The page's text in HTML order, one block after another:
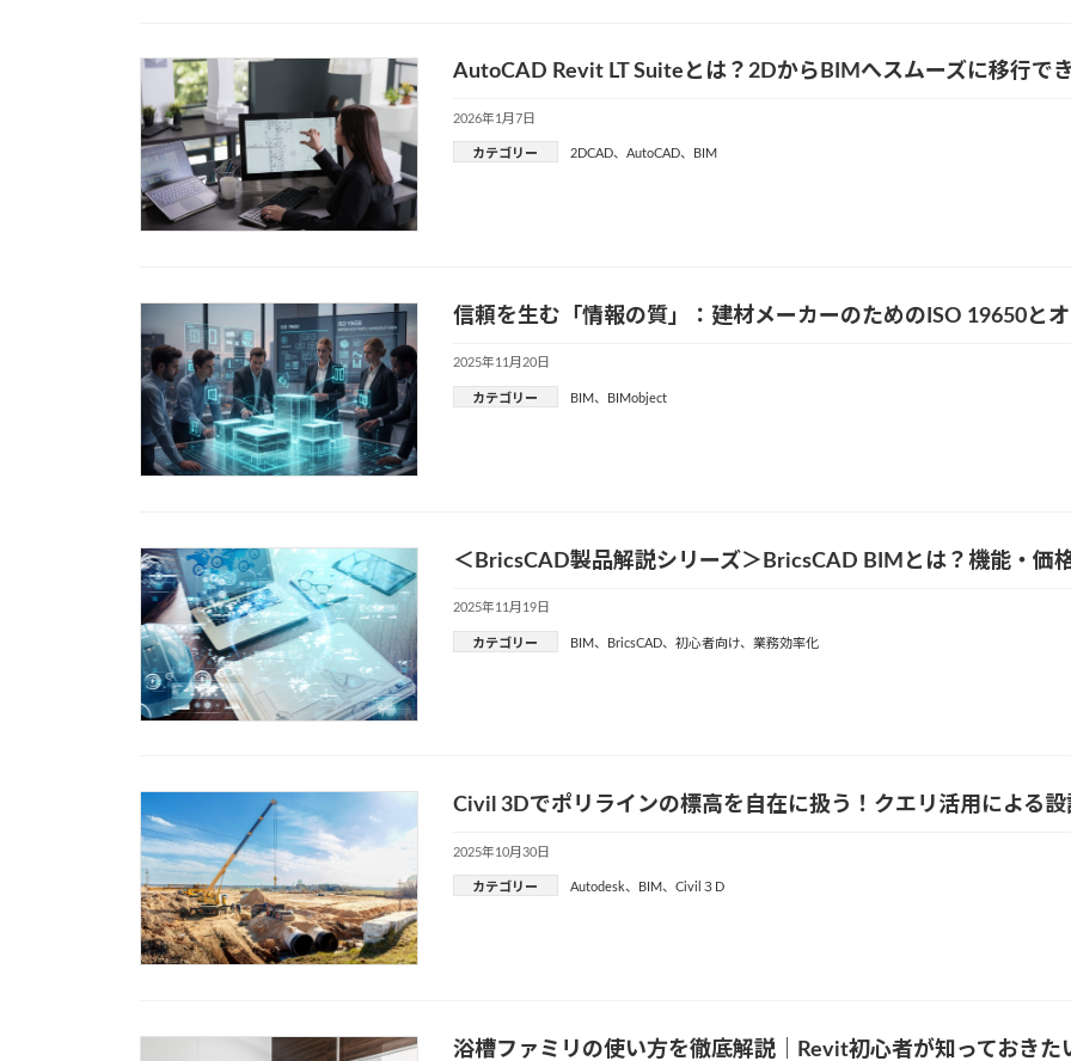
AutoCAD Revit LT Suiteとは？2DからBIMへスムーズに移行で
2026年1月7日
カテゴリー 2DCAD、 AutoCAD、 BIM
信頼を生む「情報の質」：建材メーカーのためのISO 19650と
2025年11月20日
カテゴリー BIM、 BIMobject
＜BricsCAD製品解説シリーズ＞BricsCAD BIMとは？機能・価
2025年11月19日
カテゴリー BIM、 BricsCAD、 初心者向け、 業務効率化
Civil 3Dでポリラインの標高を自在に扱う！クエリ活用による
2025年10月30日
カテゴリー Autodesk、 BIM、 Civil３D
浴槽ファミリの使い方を徹底解説｜Revit初心者が知っておきた